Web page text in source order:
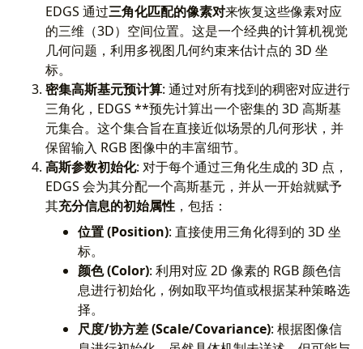
EDGS 通过三角化匹配的像素对来恢复这些像素对应
的三维（3D）空间位置。这是一个经典的计算机视觉
几何问题，利用多视图几何约束来估计点的 3D 坐
标。
密集高斯基元预计算: 通过对所有找到的稠密对应进行
三角化，EDGS **预先计算出一个密集的 3D 高斯基
元集合。这个集合旨在直接近似场景的几何形状，并
保留输入 RGB 图像中的丰富细节。
高斯参数初始化: 对于每个通过三角化生成的 3D 点，
EDGS 会为其分配一个高斯基元，并从一开始就赋予
其充分信息的初始属性 ，包括：
位置 (Position): 直接使用三角化得到的 3D 坐
标。
颜色 (Color): 利用对应 2D 像素的 RGB 颜色信
息进行初始化，例如取平均值或根据某种策略选
择。
尺度/协方差 (Scale/Covariance): 根据图像信